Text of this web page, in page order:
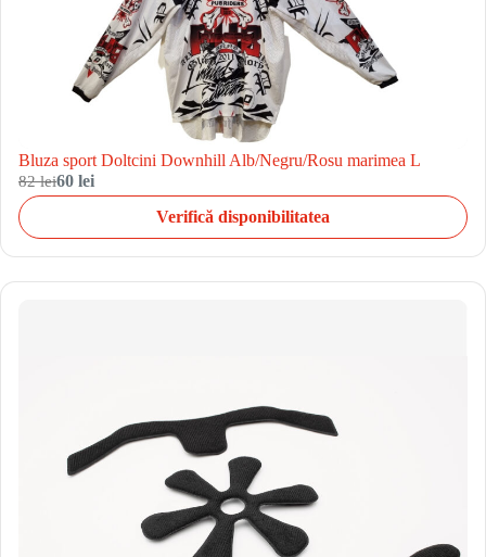
Bluza sport Doltcini Downhill Alb/Negru/Rosu marimea L
82 lei60 lei
Verifică disponibilitatea